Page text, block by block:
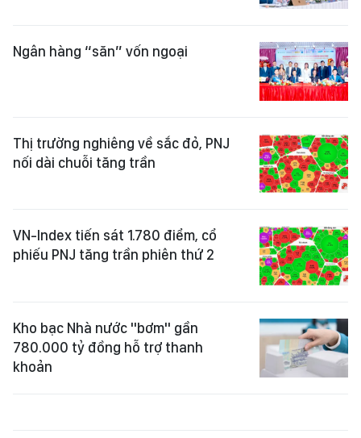
Ngân hàng “săn” vốn ngoại
Thị trường nghiêng về sắc đỏ, PNJ
nối dài chuỗi tăng trần
VN-Index tiến sát 1.780 điểm, cổ
phiếu PNJ tăng trần phiên thứ 2
Kho bạc Nhà nước "bơm" gần
780.000 tỷ đồng hỗ trợ thanh
khoản